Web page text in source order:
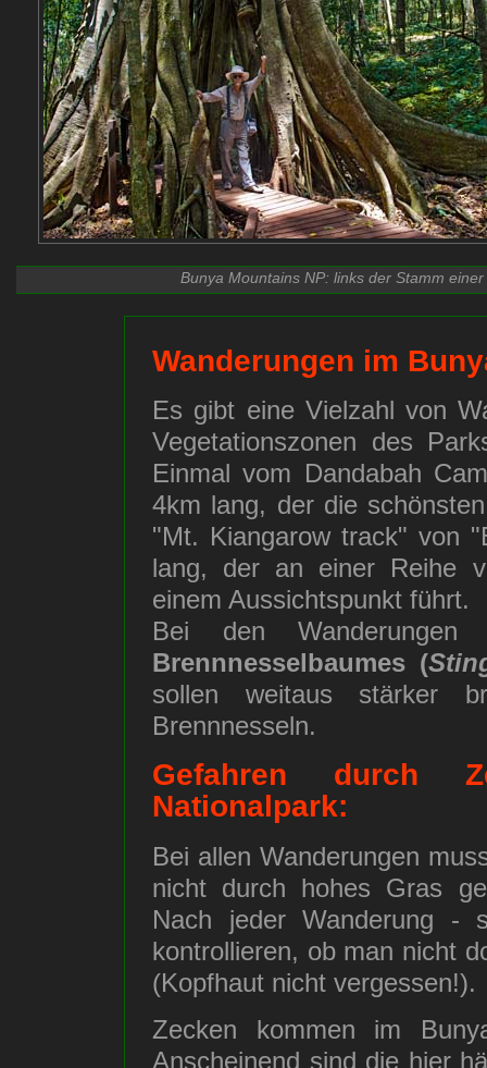
Bunya Mountains NP: links der Stamm
Wanderungen im
Es gibt eine Vielzahl von
Vegetationszonen des
Einmal vom Dandabah
4km lang, der die
"Mt. Kiangarow track" von
lang, der an einer Reihe
einem Aussichtspunkt führt.
Bei den
Brennnesselbaumes (
sollen weitaus stärker
Brennnesseln.
Gefahren durch
Nationalpark:
Bei allen Wanderungen
nicht durch hohes Gras
Nach jeder Wanderung -
kontrollieren, ob man nicht
(Kopfhaut nicht vergessen!).
Zecken kommen im
Anscheinend sind die hier